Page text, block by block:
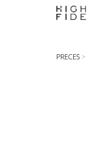
PRECES >